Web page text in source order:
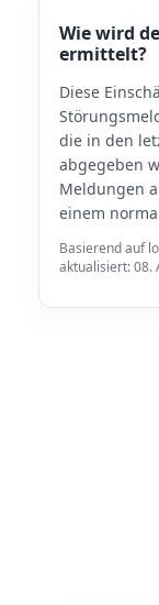
Wie wird
ermittelt?
Diese
die in den
abgegeben
Meldungen
einem
Basierend auf
aktualisiert: 08.